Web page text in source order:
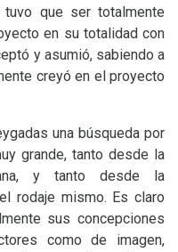
que ser totalmente
en su totalidad con
y asumió, sabiendo a
creyó en el proyecto
una búsqueda por
grande, tanto desde la
y tanto desde la
rodaje mismo. Es claro
sus concepciones
como de imagen,